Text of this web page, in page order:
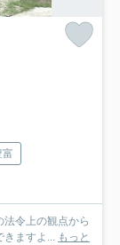
富
令上の観点から
きますよ... もっと